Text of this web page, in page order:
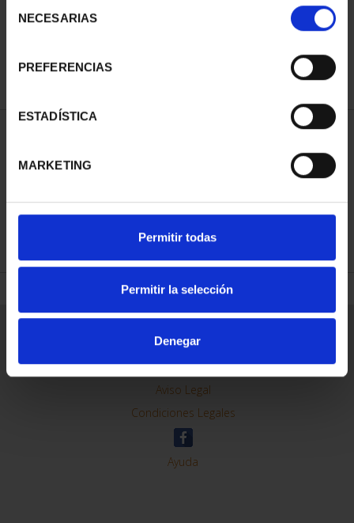
NECESARIAS
PREFERENCIAS
ESTADÍSTICA
MARKETING
Permitir todas
Permitir la selección
Denegar
140,00 €
REFINAR
Contacto
Preguntas Frequentes (FAQs)
Aviso Legal
Condiciones Legales
Ayuda